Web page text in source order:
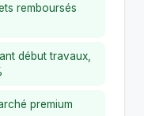
remboursés
début travaux,
premium